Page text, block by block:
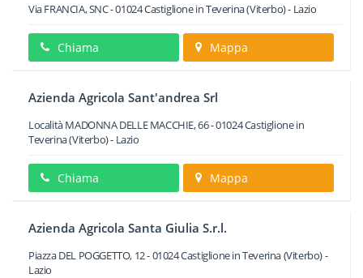
Via FRANCIA, SNC-01024Castiglione in Teverina(Viterbo) - Lazio
Chiama Mappa
Azienda Agricola Sant'andrea Srl
Località MADONNA DELLE MACCHIE, 66-01024Castiglione in
Teverina(Viterbo) - Lazio
Chiama Mappa
Azienda Agricola Santa Giulia S.r.l.
Piazza DEL POGGETTO, 12-01024Castiglione in Teverina(Viterbo) -
Lazio